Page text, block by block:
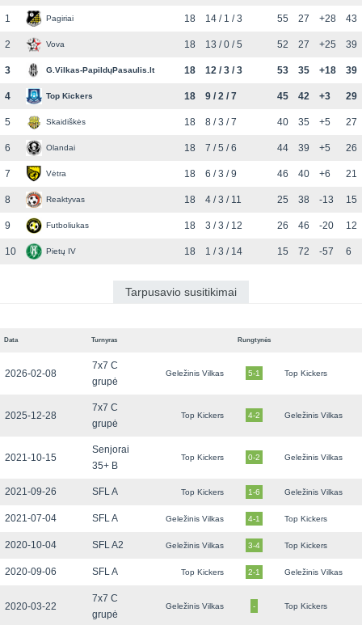
1 Pagiriai 18 14 / 1 / 3 55 27 +28 43
2 Vova 18 13 / 0 / 5 52 27 +25 39
3 G.Vilkas-PapildųPasaulis.lt 18 12 / 3 / 3 53 35 +18 39
4 Top Kickers 18 9 / 2 / 7 45 42 +3 29
5 Skaidiškės 18 8 / 3 / 7 40 35 +5 27
6 Olandai 18 7 / 5 / 6 44 39 +5 26
7 Vėtra 18 6 / 3 / 9 46 40 +6 21
8 Reaktyvas 18 4 / 3 / 11 25 38 -13 15
9 Futboliukas 18 3 / 3 / 12 26 46 -20 12
10 Pietų IV 18 1 / 3 / 14 15 72 -57 6
Tarpusavio susitikimai
Data Turnyras Rungtynės
2026-02-08
7x7 C
grupė
Geležinis Vilkas 5-1 Top Kickers
2025-12-28
7x7 C
grupė
Top Kickers 4-2 Geležinis Vilkas
2021-10-15
Senjorai
35+ B
Top Kickers 0-2 Geležinis Vilkas
2021-09-26 SFL A Top Kickers 1-6 Geležinis Vilkas
2021-07-04 SFL A Geležinis Vilkas 4-1 Top Kickers
2020-10-04 SFL A2 Geležinis Vilkas 3-4 Top Kickers
2020-09-06 SFL A Top Kickers 2-1 Geležinis Vilkas
2020-03-22
7x7 C
grupė
Geležinis Vilkas - Top Kickers